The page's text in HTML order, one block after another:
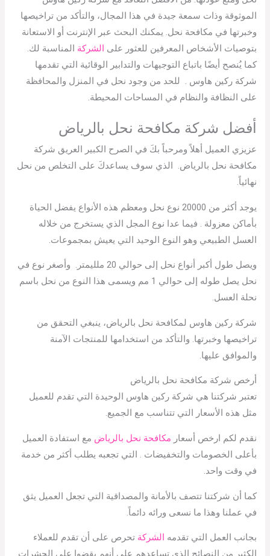
الموثوقة وذات سمعة جيدة في هذا المجال، والتأكد من تراخيصها
وخبرتها في مكافحة نحل. يمكنك البحث عبر الإنترنت أو الاستعانة
بتوصيات الأشخاص المعرفين للعثور على الشركة المناسبة لك.
كما يُنصح أيضًا باتباع التوجيهات والتدابير الوقائية التي تقدمها
شركة ركين هاوس . للحد من وجود نحل في المنزل والمحافظة
على النظافة والنظام في المساحات المحيطة.
أفضل شركة مكافحة نحل بالرياض
عزيزي العميل أهلاً ومرحباً بكَ في الصرح الكبير العريق شركة
مكافحة نحل بالرياض. الذي سوف يساعدكَ على التخلص من نحل
نهائياً.
يوجد أكثر من 20000 نوع نحل ومعظم هذه الأنواع يفضل الحياة
بأماكن معزولة . فيما عدا نوع المجل الذي يستخرج من خلاله
العسل الطبيعي وهو النوع الوحيد التي يعيش بمجموعات.
ويصل طول أكبر أنواع نحل إلى حوالي 20 ملليمتر. وأصغر نوع في
نحل يصل طوله إلى حوالي 1 مم ويسمى هذا النوع من نحل باسم
نحلة العسل.
شركة ركين هاوس لمكافحة نحل بالرياض، ينبغي التحقق من
تراخيصها وخبرتها. والتأكد من استخدامها للمنتجات الآمنة
والموافق عليها.
أرخص شركة مكافحة نحل بالرياض
تعتبر شركتنا هي شركة ركين هاوس الوحيدة التي تقدم للعميل
مثل هذه الأسعار التي تتناسب مع الجميع.
نقدم لكم ارخص أسعار مكافحة نحل بالرياض مع استفادة العميل
بأعلى الخصومات والتخفيضات . التي تجعبه يطلب أكثر من خدمة
في وقت واحد.
كما أن شركتنا تتصف بالأمانة والمصداقية التي تجعل العميل يثق
في عملنا وهذا ما نسعى ورائه دائماً.
بجانب العمل التي تقدمه الشركة تحرص على أن تقدم للعملاء
الكثير من النصائح الذي تساعدهم على أنهم يقضوا على الحشرات